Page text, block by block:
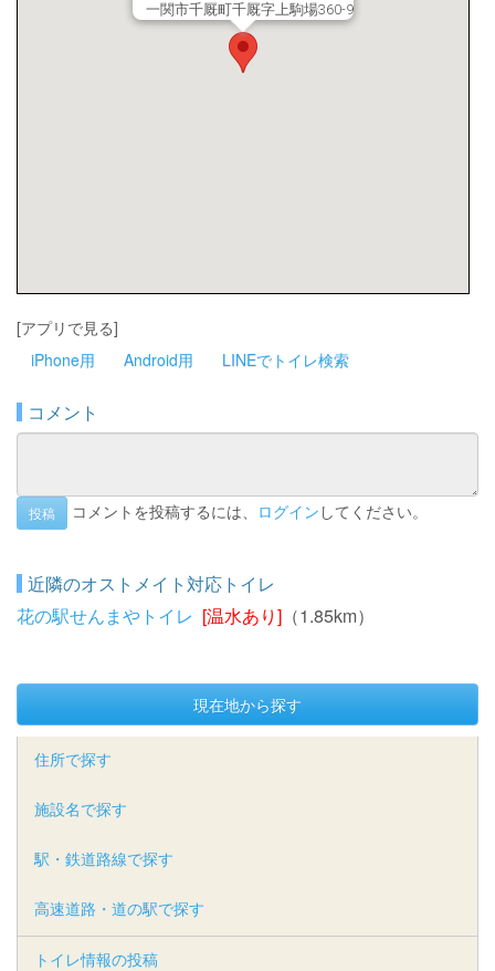
一関市千厩町千厩字上駒場360-9
[アプリで見る]
iPhone用
Android用 LINEでトイレ検索
コメント
投稿 コメントを投稿するには、 ログイン してください。
近隣のオストメイト対応トイレ
花の駅せんまやトイレ [温水あり] （1.85km）
現在地から探す
住所で探す
施設名で探す
駅・鉄道路線で探す
高速道路・道の駅で探す
トイレ情報の投稿